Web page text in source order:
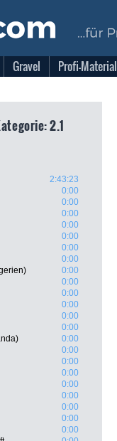
Gravel Profi-Material
2.1
2:43:23
0:00
0:00
0:00
0:00
0:00
0:00
0:00
0:00
0:00
0:00
0:00
0:00
0:00
0:00
0:00
0:00
0:00
0:00
0:00
0:00
0:00
0:00